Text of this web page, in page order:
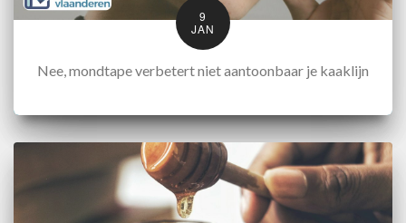
9
JAN
Nee, mondtape verbetert niet aantoonbaar je kaaklijn